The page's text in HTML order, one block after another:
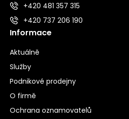
+420 481 357 315
+420 737 206 190
Informace
Aktuálně
Služby
Podnikové prodejny
O firmě
Ochrana oznamovatelů